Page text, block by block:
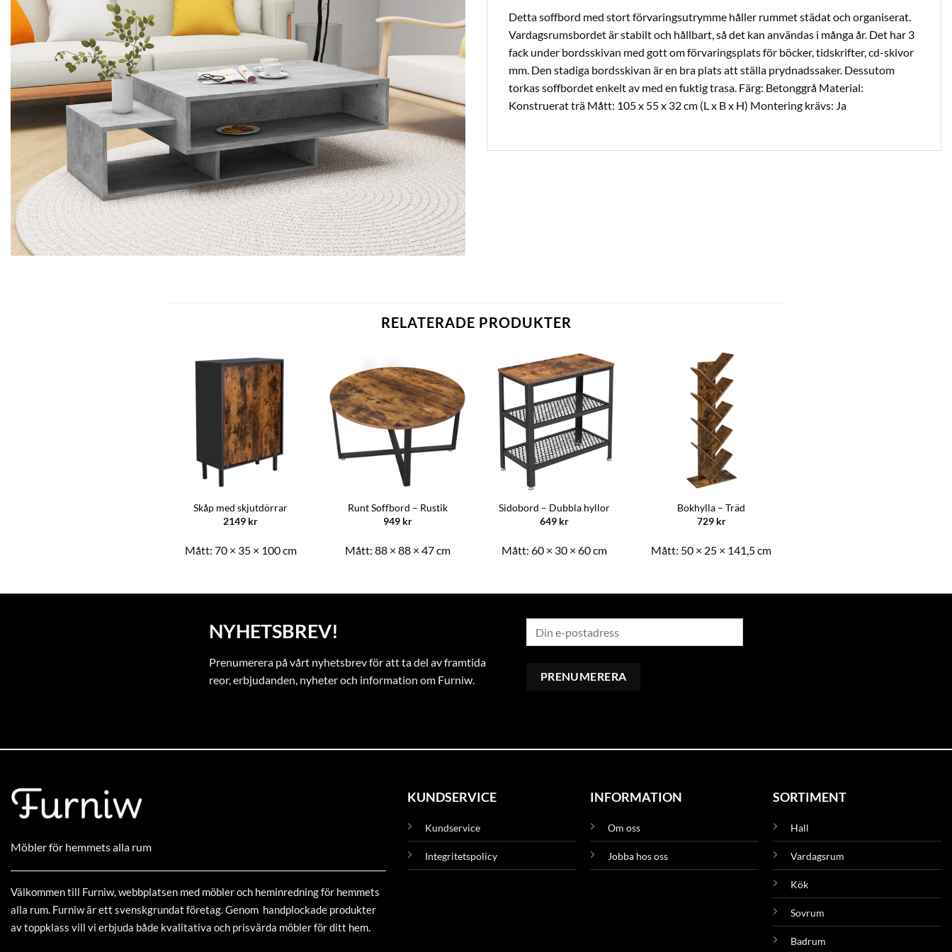
Detta soffbord med stort förvaringsutrymme håller rummet städat och organiserat.
Vardagsrumsbordet är stabilt och hållbart, så det kan användas i många år. Det har 3
fack under bordsskivan med gott om förvaringsplats för böcker, tidskrifter, cd-skivor
mm. Den stadiga bordsskivan är en bra plats att ställa prydnadssaker. Dessutom
torkas soffbordet enkelt av med en fuktig trasa. Färg: Betonggrå Material:
Konstruerat trä Mått: 105 x 55 x 32 cm (L x B x H) Montering krävs: Ja
RELATERADE PRODUKTER
Skåp med skjutdörrar
2149 kr
Mått: 70 × 35 × 100 cm
Runt Soffbord – Rustik
949 kr
Mått: 88 × 88 × 47 cm
Sidobord – Dubbla hyllor
649 kr
Mått:60 × 30 × 60 cm
Bokhylla – Träd
729 kr
Mått: 50 × 25 × 141,5 cm
NYHETSBREV!
Prenumerera på vårt nyhetsbrev för att ta del av framtida
reor, erbjudanden, nyheter och information om Furniw.
Möbler för hemmets alla rum
Välkommen till Furniw, webbplatsen med möbler och heminredning för hemmets
alla rum. Furniw är ett svenskgrundat företag. Genom handplockade produkter
av toppklass vill vi erbjuda både kvalitativa och prisvärda möbler för ditt hem.
KUNDSERVICE
Kundservice
Integritetspolicy
INFORMATION
Om oss
Jobba hos oss
SORTIMENT
Hall
Vardagsrum
Kök
Sovrum
Badrum